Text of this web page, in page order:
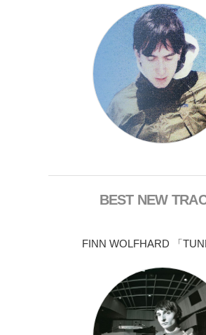
BEST NEW
FINN WOLFHARD 「